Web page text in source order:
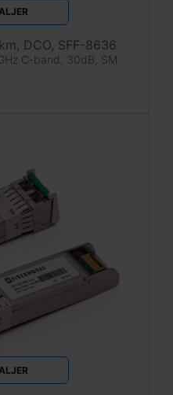
DCO, SFF-8636
C-band, 30dB, SM